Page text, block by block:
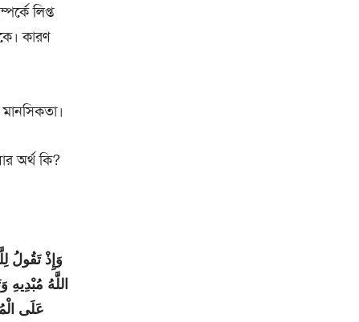
লিপ্ত
কারণ
অর্থ কি?
وَإِذْ تَقُولُ
اللَّهُ
عَلَى